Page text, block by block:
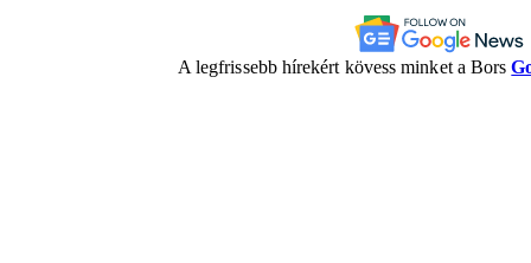
A legfrissebb hírekért kövess minket a Bors